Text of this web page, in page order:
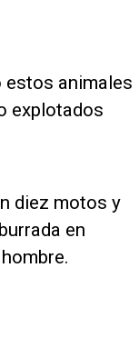
estos animales
explotados
diez motos y
en